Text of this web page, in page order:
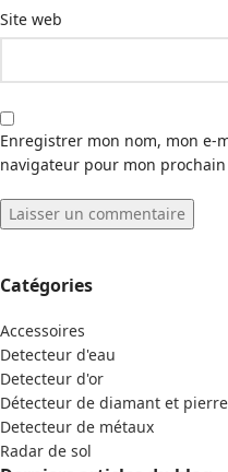
Site web
Enregistrer mon nom, mon e-
navigateur pour mon
Catégories
Accessoires
Detecteur d'eau
Detecteur d'or
Détecteur de diamant et
Detecteur de métaux
Radar de sol